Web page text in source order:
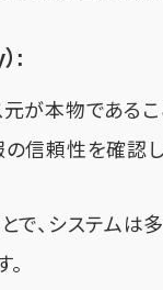
:
が本物である
信頼性を確認し
で、システムは